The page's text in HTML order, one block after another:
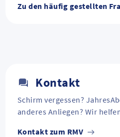
Zu den häufig gestellten
Kontakt
Schirm vergessen?
anderes Anliegen? Wir
Kontakt zum RMV